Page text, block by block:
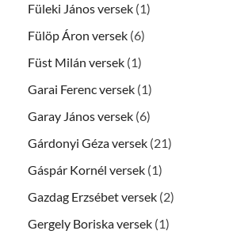
Füleki János versek (1)
Fülöp Áron versek (6)
Füst Milán versek (1)
Garai Ferenc versek (1)
Garay János versek (6)
Gárdonyi Géza versek (21)
Gáspár Kornél versek (1)
Gazdag Erzsébet versek (2)
Gergely Boriska versek (1)